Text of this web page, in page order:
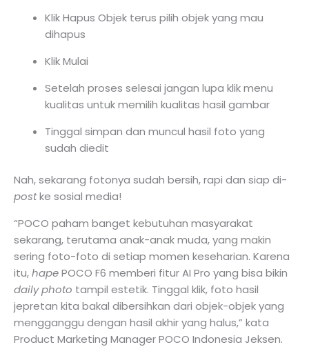
Klik Hapus Objek terus pilih objek yang mau
dihapus
Klik Mulai
Setelah proses selesai jangan lupa klik menu
kualitas untuk memilih kualitas hasil gambar
Tinggal simpan dan muncul hasil foto yang
sudah diedit
Nah, sekarang fotonya sudah bersih, rapi dan siap di-
postke sosial media!
“POCO paham banget kebutuhan masyarakat
sekarang, terutama anak-anak muda, yang makin
sering foto-foto di setiap momen keseharian. Karena
itu,hapePOCO F6 memberi fitur AI Pro yang bisa bikin
daily photo tampil estetik. Tinggal klik, foto hasil
jepretan kita bakal dibersihkan dari objek-objek yang
mengganggu dengan hasil akhir yang halus,” kata
Product Marketing Manager POCO Indonesia Jeksen.